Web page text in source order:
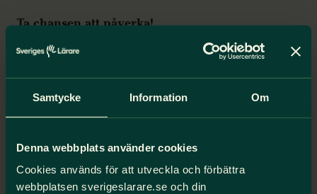
Samtycke Information Om
Denna webbplats använder cookies
Cookies används för att utveckla och förbättra
webbplatsen sverigeslarare.se och din
Ta chansen att påverka!
Önskvärt att styrelsens sammansättning speglar
Har du några frågor kring valberedningens arbete,
mejla oss gärna!
Årets valberedning:
Marie Eliasson, marie53eliasson@gmail.com